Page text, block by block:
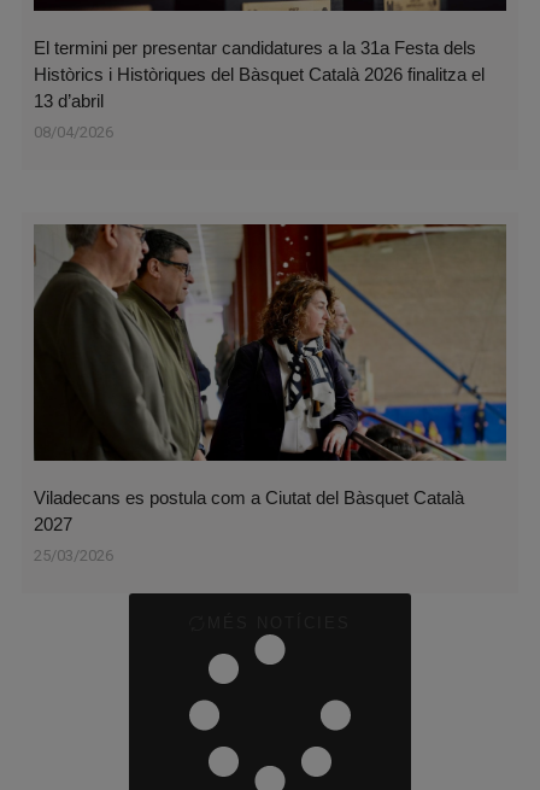
El termini per presentar candidatures a la 31a Festa dels
Històrics i Històriques del Bàsquet Català 2026 finalitza el
13 d’abril
08/04/2026
Viladecans es postula com a Ciutat del Bàsquet Català
2027
25/03/2026